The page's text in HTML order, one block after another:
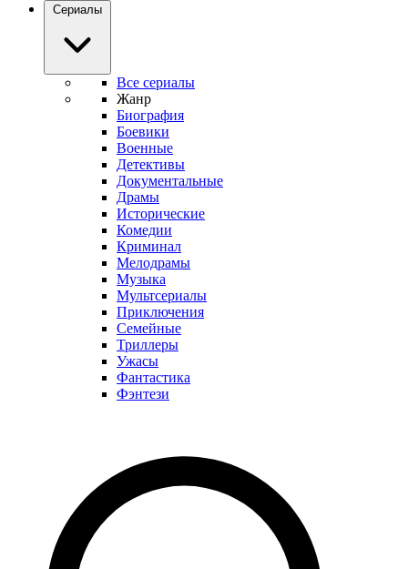
Сериалы
Все сериалы
Жанр
Биография
Боевики
Военные
Детективы
Документальные
Драмы
Исторические
Комедии
Криминал
Мелодрамы
Музыка
Мультсериалы
Приключения
Семейные
Триллеры
Ужасы
Фантастика
Фэнтези